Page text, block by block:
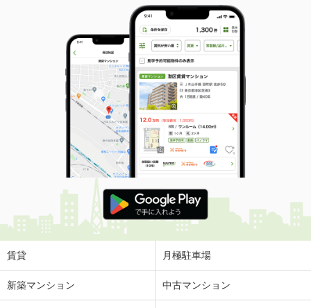
賃貸 月極駐車場
新築マンション 中古マンション